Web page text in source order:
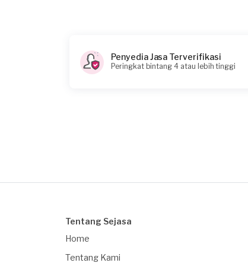
Penyedia Jasa Terverifikasi
Peringkat bintang 4 atau lebih tinggi
Tentang Sejasa
Home
Tentang Kami